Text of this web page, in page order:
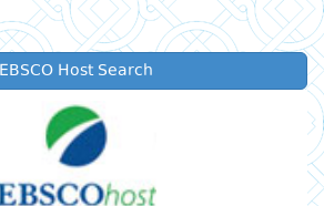
EBSCO Host Search